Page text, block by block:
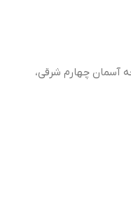
آسمان چهارم شرقی،